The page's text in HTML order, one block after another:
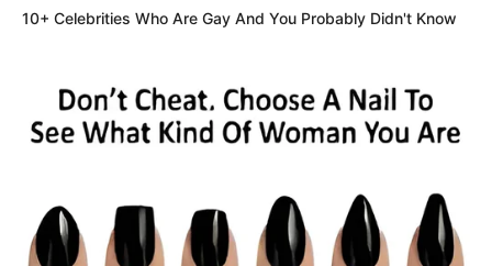
10+ Celebrities Who Are Gay And You Probably Didn't Know